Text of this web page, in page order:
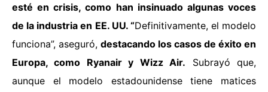
esté en crisis, como han insinuado algunas voces
de la industria en EE. UU. “Definitivamente, el modelo
funciona”, aseguró, destacando los casos de éxito en
Europa, como Ryanair y Wizz Air. Subrayó que,
aunque el modelo estadounidense tiene matices